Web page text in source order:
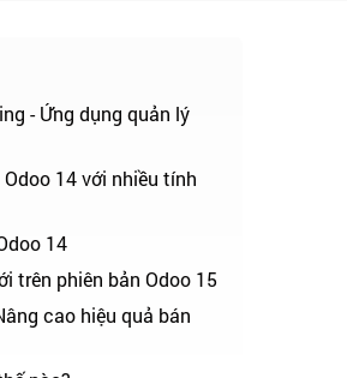
- Ứng dụng quản lý
14 với nhiều tính
14
trên phiên bản Odoo 15
cao hiệu quả bán